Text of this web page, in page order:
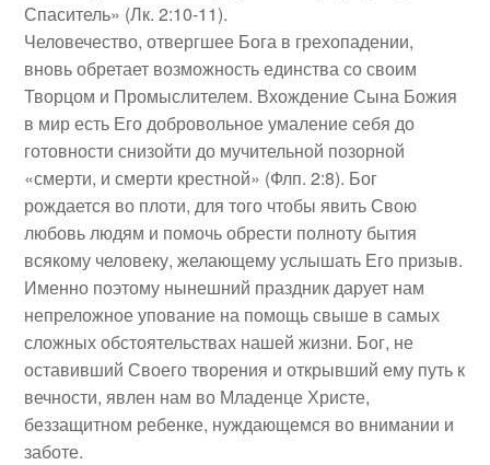
Спаситель» (Лк. 2:10-11).
Человечество, отвергшее Бога в грехопадении,
вновь обретает возможность единства со своим
Творцом и Промыслителем. Вхождение Сына Божия
в мир есть Его добровольное умаление себя до
готовности снизойти до мучительной позорной
«смерти, и смерти крестной» (Флп. 2:8). Бог
рождается во плоти, для того чтобы явить Свою
любовь людям и помочь обрести полноту бытия
всякому человеку, желающему услышать Его призыв.
Именно поэтому нынешний праздник дарует нам
непреложное упование на помощь свыше в самых
сложных обстоятельствах нашей жизни. Бог, не
оставивший Своего творения и открывший ему путь к
вечности, явлен нам во Младенце Христе,
беззащитном ребенке, нуждающемся во внимании и
заботе.